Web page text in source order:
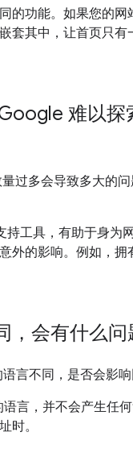
的功能。如果您的
套其中，让首页只
难以探
过多会导致多大的
持工具，有助于身为
外的影响。例如，拥
，会有什么问
言不同，是否会影
言，并不会产生任
时。